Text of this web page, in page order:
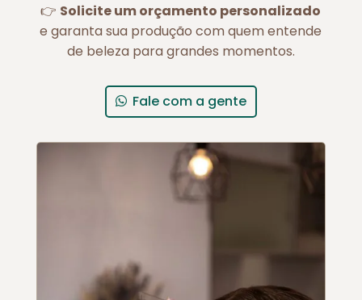
👉 Solicite um orçamento personalizado
e garanta sua produção com quem entende
de beleza para grandes momentos.
Fale com a gente